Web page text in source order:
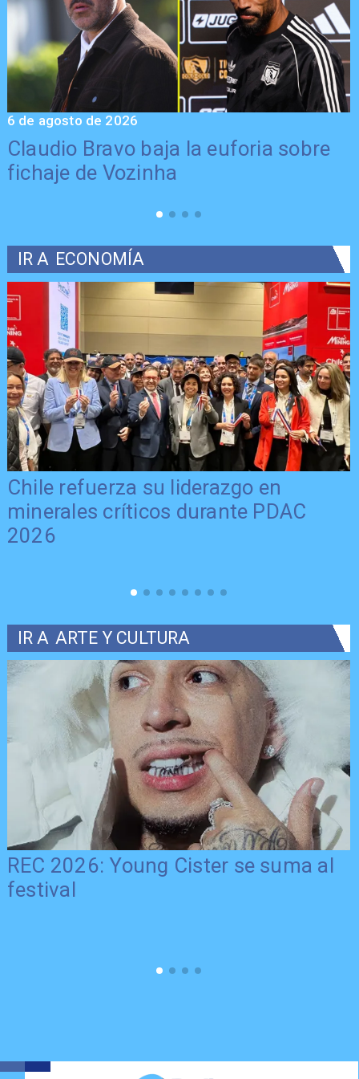
Claudio Bravo baja la euforia sobre
fichaje de Vozinha
6 de agosto de 2026
IR A ECONOMÍA
Chile refuerza su liderazgo en
minerales críticos durante PDAC
2026
IR A ARTE Y CULTURA
REC 2026: Young Cister se suma al
festival